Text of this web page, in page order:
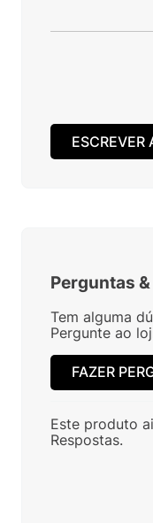
ESCREVER
Perguntas &
Tem alguma
Pergunte ao
FAZER
Este produto
Respostas.